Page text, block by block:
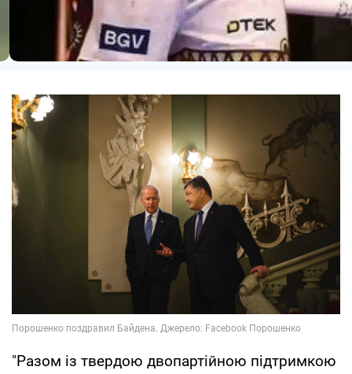
"Разом із твердою двопартійною підтримкою